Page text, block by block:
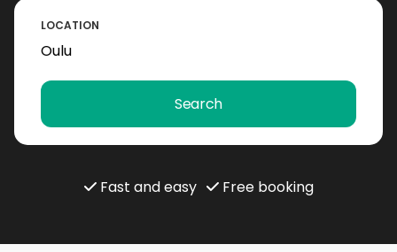
LOCATION
Search
Fast and easy Free booking